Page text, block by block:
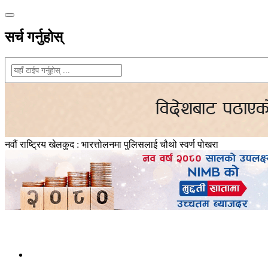
सर्च गर्नुहोस्
नवौं राष्ट्रिय खेलकुद : भारत्तोलनमा पुलिसलाई चौथो स्वर्ण पोखरा